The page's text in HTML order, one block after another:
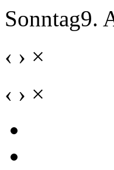
Sonntag9.
‹ › ×
‹ › ×